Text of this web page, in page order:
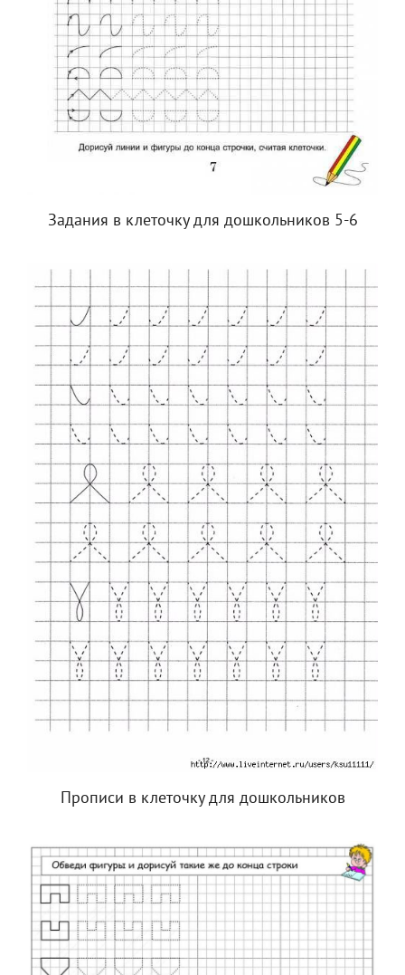
Задания в клеточку для дошкольников 5-6
Прописи в клеточку для дошкольников